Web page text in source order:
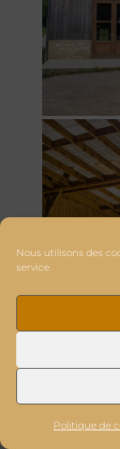
Nous utilisons des
service.
Politique de